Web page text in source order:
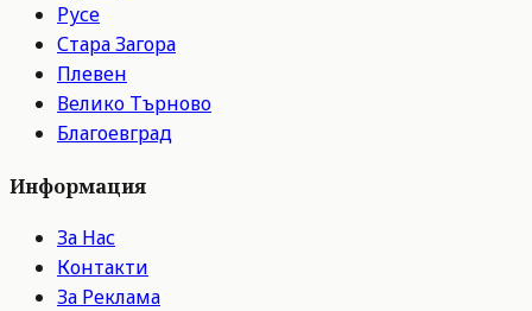
Русе
Стара Загора
Плевен
Велико Търново
Благоевград
Информация
За Нас
Контакти
За Реклама